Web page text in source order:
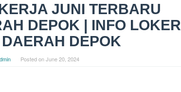
JUNI TERBARU
DEPOK | INFO LOKER
DEPOK
Posted onJune 20, 2024